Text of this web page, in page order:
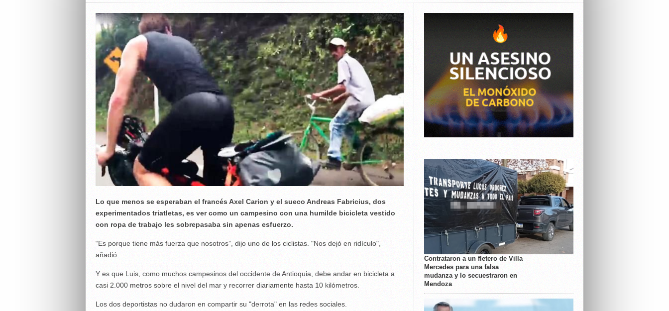
Lo que menos se esperaban el francés Axel Carion y el sueco Andreas Fabricius, dos
experimentados triatletas, es ver como un campesino con una humilde bicicleta vestido
con ropa de trabajo les sobrepasaba sin apenas esfuerzo.
“Es porque tiene más fuerza que nosotros”, dijo uno de los ciclistas. "Nos dejó en ridículo",
añadió.
Y es que Luis, como muchos campesinos del occidente de Antioquia, debe andar en bicicleta a
casi 2.000 metros sobre el nivel del mar y recorrer diariamente hasta 10 kilómetros.
Los dos deportistas no dudaron en compartir su "derrota" en las redes sociales.
Contrataron a un fletero de Villa
Mercedes para una falsa
mudanza y lo secuestraron en
Mendoza